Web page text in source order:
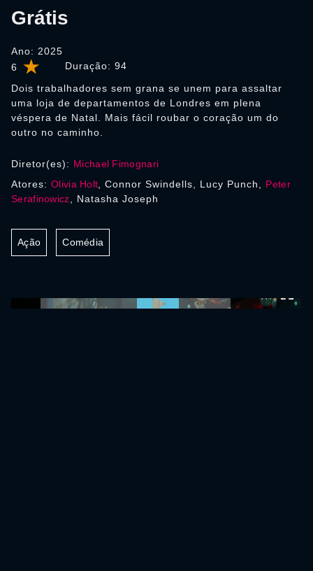
6 Duração: 94
Grátis
Ano: 2025
Dois trabalhadores sem grana se unem para assaltar
uma loja de departamentos de Londres em plena
véspera de Natal. Mais fácil roubar o coração um do
outro no caminho.
Diretor(es): Michael Fimognari
Atores: Olivia Holt , Connor Swindells, Lucy Punch, Peter
Serafinowicz , Natasha Joseph
Ação Comédia